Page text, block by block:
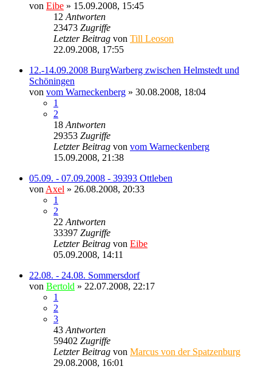
von Eibe » 15.09.2008, 15:45
12Antworten
23473 Zugriffe
Letzter Beitrag von Till Leoson
22.09.2008, 17:55
12.-14.09.2008 BurgWarberg zwischen Helmstedt und
Schöningen
von vom Warneckenberg » 30.08.2008, 18:04
1
2
18Antworten
29353 Zugriffe
Letzter Beitrag von vom Warneckenberg
15.09.2008, 21:38
05.09. - 07.09.2008 - 39393 Ottleben
vonAxel » 26.08.2008, 20:33
1
2
22Antworten
33397 Zugriffe
Letzter Beitrag von Eibe
05.09.2008, 14:11
22.08. - 24.08. Sommersdorf
von Bertold » 22.07.2008, 22:17
1
2
3
43Antworten
59402 Zugriffe
Letzter Beitrag von Marcus von der Spatzenburg
29.08.2008, 16:01